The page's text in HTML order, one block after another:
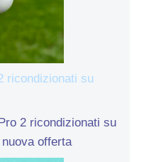
ricondizionati su
2 ricondizionati su
offerta